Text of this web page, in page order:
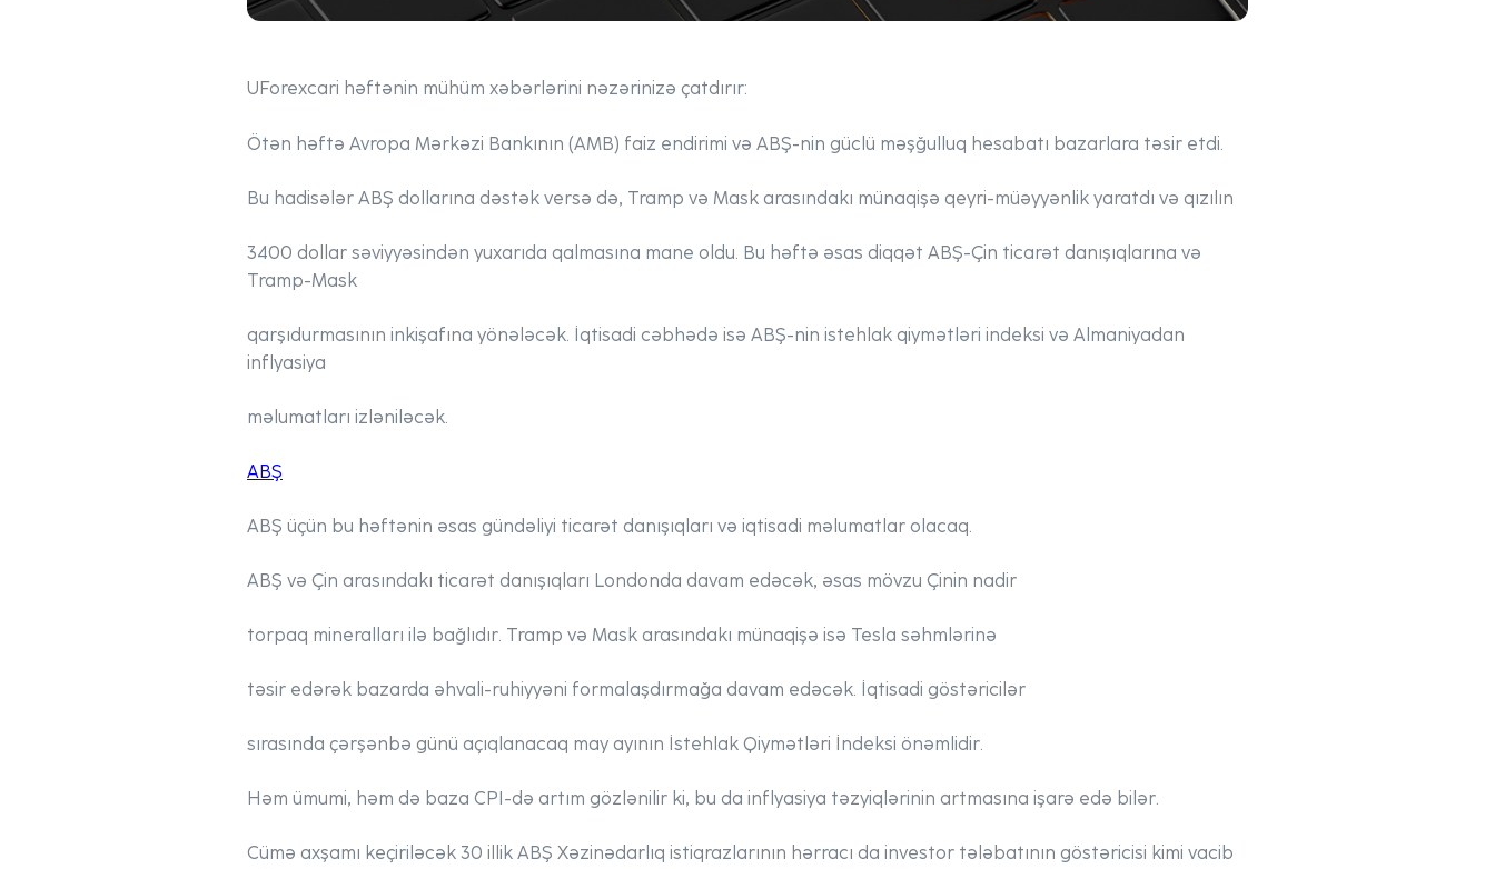
UForexcari həftənin mühüm xəbərlərini nəzərinizə çatdırır:
Ötən həftə Avropa Mərkəzi Bankının (AMB) faiz endirimi və ABŞ-nin güclü məşğulluq hesabatı bazarlara təsir etdi.
Bu hadisələr ABŞ dollarına dəstək versə də, Tramp və Mask arasındakı münaqişə qeyri-müəyyənlik yaratdı və qızılın
3400 dollar səviyyəsindən yuxarıda qalmasına mane oldu. Bu həftə əsas diqqət ABŞ-Çin ticarət danışıqlarına və
Tramp-Mask
qarşıdurmasının inkişafına yönələcək. İqtisadi cəbhədə isə ABŞ-nin istehlak qiymətləri indeksi və Almaniyadan
inflyasiya
məlumatları izləniləcək.
ABŞ
ABŞ üçün bu həftənin əsas gündəliyi ticarət danışıqları və iqtisadi məlumatlar olacaq.
ABŞ və Çin arasındakı ticarət danışıqları Londonda davam edəcək, əsas mövzu Çinin nadir
torpaq mineralları ilə bağlıdır. Tramp və Mask arasındakı münaqişə isə Tesla səhmlərinə
təsir edərək bazarda əhvali-ruhiyyəni formalaşdırmağa davam edəcək. İqtisadi göstəricilər
sırasında çərşənbə günü açıqlanacaq may ayının İstehlak Qiymətləri İndeksi önəmlidir.
Həm ümumi, həm də baza CPI-də artım gözlənilir ki, bu da inflyasiya təzyiqlərinin artmasına işarə edə bilər.
Cümə axşamı keçiriləcək 30 illik ABŞ Xəzinədarlıq istiqrazlarının hərracı da investor tələbatının göstəricisi kimi vacib